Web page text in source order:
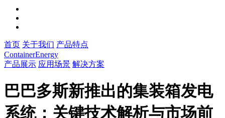
首页 关于我们 产品特点
ContainerEnergy
产品展示 应用场景 解决方案
巴巴多斯新推出的集装箱发电
系统：关键技术解析与市场前